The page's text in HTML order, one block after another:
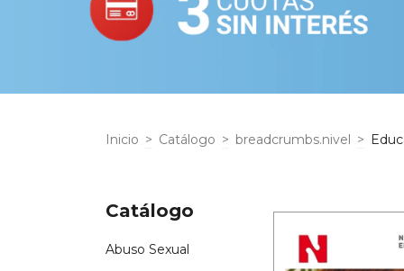
Inicio > Catálogo > breadcrumbs.nivel >
Catálogo
Abuso Sexual